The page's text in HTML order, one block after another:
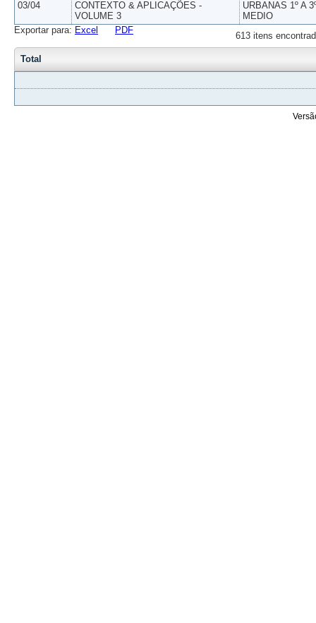
03/04
CONTEXTO & APLICAÇÕES -
VOLUME 3
URBANAS 1º A
MEDIO
613 itens
Exportar para: Excel PDF
Total